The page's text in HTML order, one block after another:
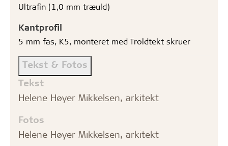
Ultrafin (1,0 mm træuld)
Kantprofil
5 mm fas, K5, monteret med Troldtekt skruer
Tekst & Fotos
Tekst
Helene Høyer Mikkelsen, arkitekt
Fotos
Helene Høyer Mikkelsen, arkitekt